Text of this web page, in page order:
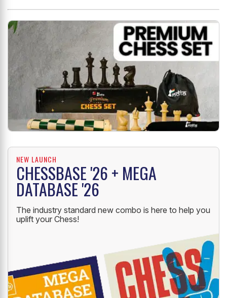
NEW LAUNCH
CHESSBASE '26 + MEGA
DATABASE '26
The industry standard new combo is here to help you
uplift your Chess!